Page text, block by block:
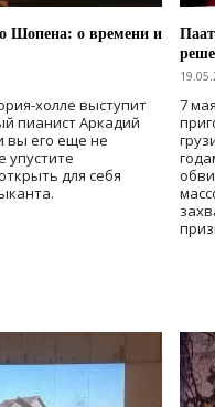
Шопена: о времени и
холле выступит
пианист Аркадий
вы его еще не
упустите
для себя
7